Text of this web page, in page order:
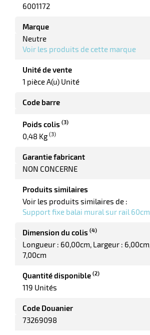
6001172
Marque
Neutre
Voir les produits de cette marque
Unité de vente
1 pièce A(u) Unité
Code barre
Poids colis (3)
0,48 Kg (3)
Garantie fabricant
NON CONCERNE
Produits similaires
Voir les produits similaires de :
Support fixe balai mural sur rail 60cm
Dimension du colis (4)
Longueur : 60,00cm Largeur : 6,00cm
7,00cm
Quantité disponible (2)
119 Unités
Code Douanier
73269098